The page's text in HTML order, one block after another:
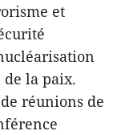
et
la paix.
réunions de